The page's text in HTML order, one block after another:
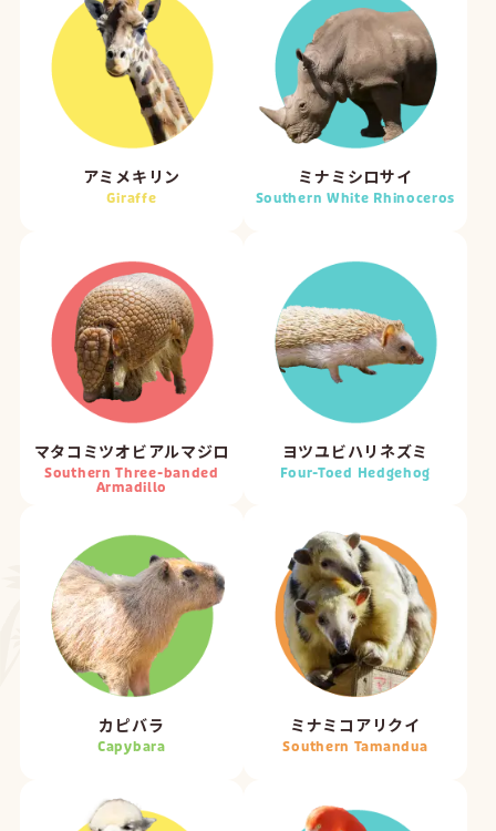
アミメキリン
Giraffe
ミナミシロサイ
Southern White Rhinoceros
マタコミツオビアルマジロ
Southern Three-banded
Armadillo
ヨツユビハリネズミ
Four-Toed Hedgehog
カピバラ
Capybara
ミナミコアリクイ
Southern Tamandua